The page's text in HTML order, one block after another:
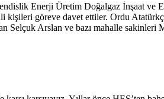
Enerji Üretim Doğalgaz İnşaat ve
kişileri göreve davet ettiler. Ordu
Selçuk Arslan ve bazı mahalle sakinleri